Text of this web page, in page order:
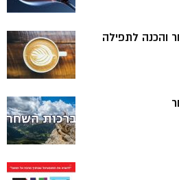
והכנה לתפילה